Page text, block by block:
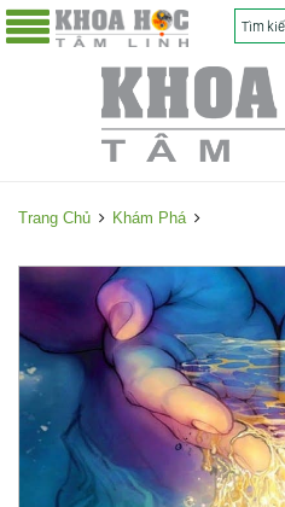
Trang Chủ Khám Phá